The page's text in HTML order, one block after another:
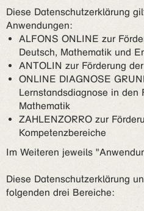
Diese Datenschutzerklärung
Anwendungen:
ALFONS ONLINE zur
Deutsch, Mathematik und
ANTOLIN zur Förderung
ONLINE DIAGNOSE
Lernstandsdiagnose in den
Mathematik
ZAHLENZORRO zur
Kompetenzbereiche
Im Weiteren jeweils
Diese Datenschutzerklärung
folgenden drei Bereiche: